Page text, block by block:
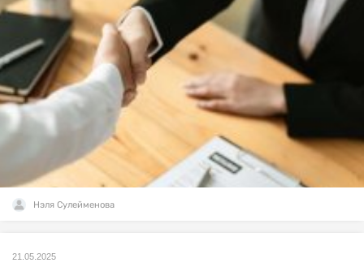
Нэля Сулейменова
21.05.2025